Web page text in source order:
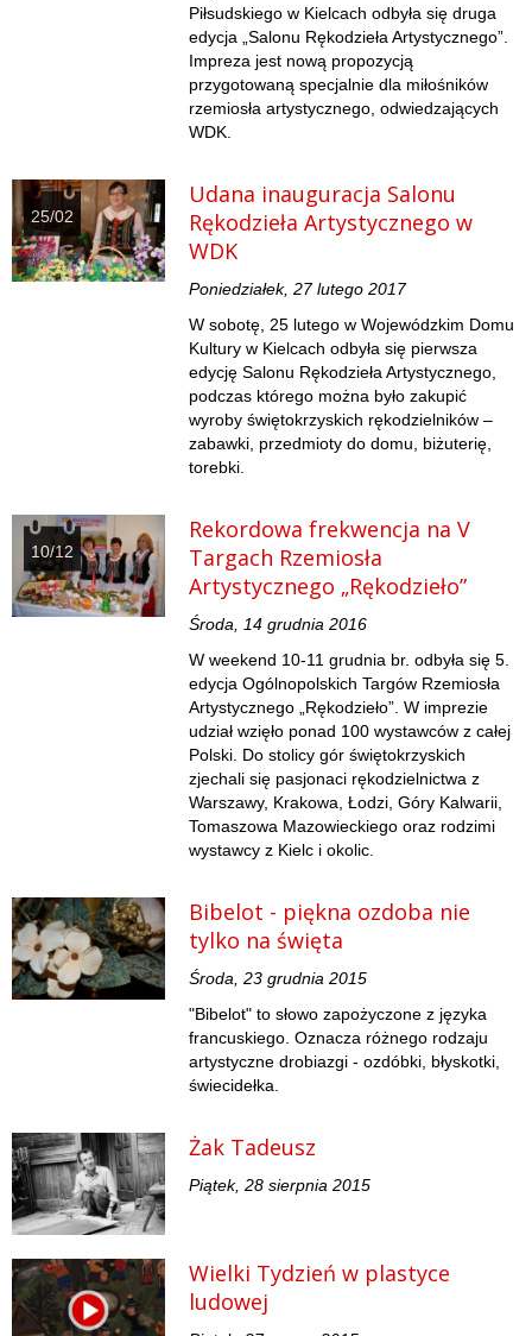
Piłsudskiego w Kielcach odbyła się druga
edycja „Salonu Rękodzieła Artystycznego”.
Impreza jest nową propozycją
przygotowaną specjalnie dla miłośników
rzemiosła artystycznego, odwiedzających
WDK.
25/02
Udana inauguracja Salonu
Rękodzieła Artystycznego w
WDK
Poniedziałek, 27 lutego 2017
W sobotę, 25 lutego w Wojewódzkim Domu
Kultury w Kielcach odbyła się pierwsza
edycję Salonu Rękodzieła Artystycznego,
podczas którego można było zakupić
wyroby świętokrzyskich rękodzielników –
zabawki, przedmioty do domu, biżuterię,
torebki.
10/12
Rekordowa frekwencja na V
Targach Rzemiosła
Artystycznego „Rękodzieło”
Środa, 14 grudnia 2016
W weekend 10-11 grudnia br. odbyła się 5.
edycja Ogólnopolskich Targów Rzemiosła
Artystycznego „Rękodzieło”. W imprezie
udział wzięło ponad 100 wystawców z całej
Polski. Do stolicy gór świętokrzyskich
zjechali się pasjonaci rękodzielnictwa z
Warszawy, Krakowa, Łodzi, Góry Kalwarii,
Tomaszowa Mazowieckiego oraz rodzimi
wystawcy z Kielc i okolic.
Bibelot - piękna ozdoba nie
tylko na święta
Środa, 23 grudnia 2015
"Bibelot" to słowo zapożyczone z języka
francuskiego. Oznacza różnego rodzaju
artystyczne drobiazgi - ozdóbki, błyskotki,
świecidełka.
Żak Tadeusz
Piątek, 28 sierpnia 2015
Wielki Tydzień w plastyce
ludowej